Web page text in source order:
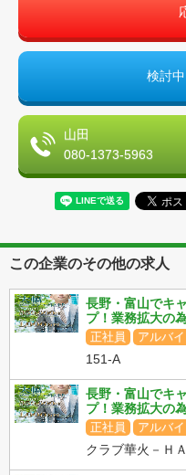
検討
山田
080-1373-5963
この企業のその他の求人
長野・富山でキ
プ！業務拡大の
正社員 アルバイ
151-A
長野・富山でキ
プ！業務拡大の
正社員 アルバイ
クラブ華火－Ｈ